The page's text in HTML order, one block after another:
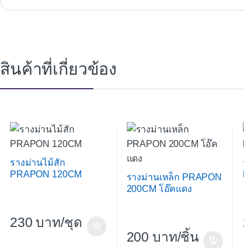
สินค้าที่เกี่ยวข้อง
รางม่านไม้สัก
PRAPON 120CM
230 /ชุด
รางม่านเหล็ก PRAPON
200CM โอ๊คแดง
200 /ชิ้น